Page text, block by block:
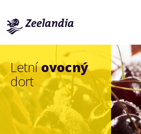
Letníovocný
dort